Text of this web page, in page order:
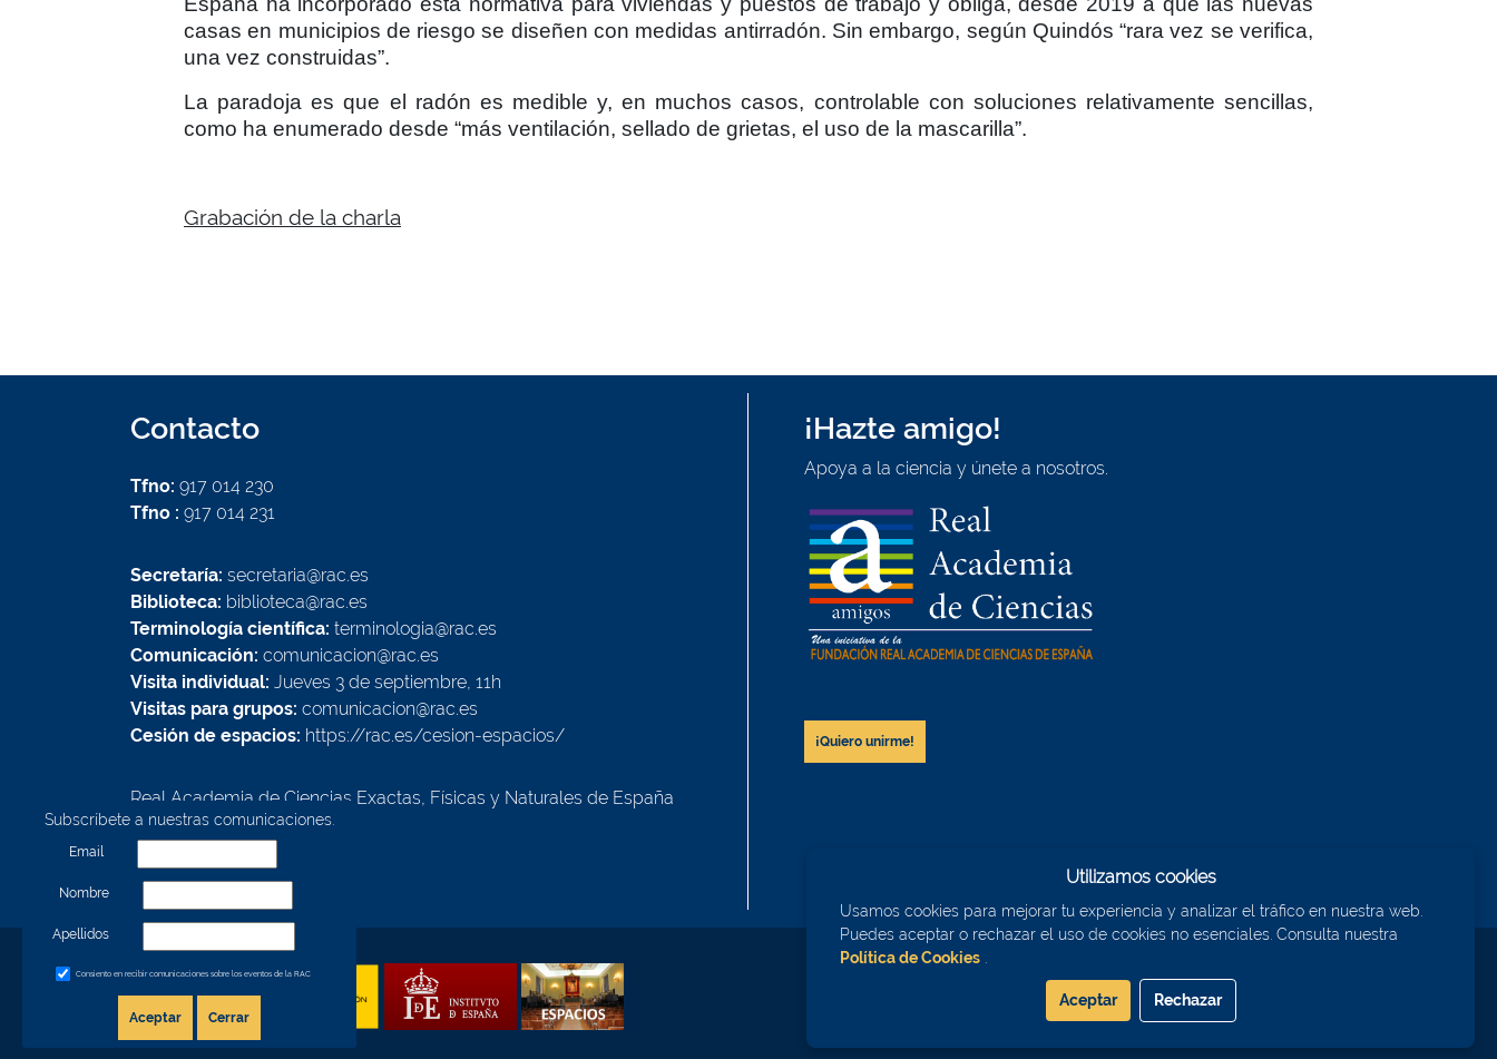
casas en municipios de riesgo se diseñen con medidas antirradón. Sin embargo, según Quindós “rara vez se verifica,
una vez construidas”.
La paradoja es que el radón es medible y, en muchos casos, controlable con soluciones relativamente sencillas,
como ha enumerado desde “más ventilación, sellado de grietas, el uso de la mascarilla”.
Grabación de la charla
Contacto
Tfno: 917 014 230
Tfno : 917 014 231
Secretaría: secretaria@rac.es
Biblioteca: biblioteca@rac.es
Terminología científica: terminologia@rac.es
Comunicación: comunicacion@rac.es
Visita individual: Jueves 3 de septiembre, 11h
Visitas para grupos: comunicacion@rac.es
Cesión de espacios: https://rac.es/cesion-espacios/
Real Academia de Ciencias Exactas, Físicas y Naturales de España
Calle Valverde, 22
¡Hazte amigo!
Apoya a la ciencia y únete a nosotros.
¡Quiero unirme!
Subscríbete a nuestras comunicaciones.
Email
Nombre
Apellidos
Consiento en recibir comunicaciones sobre los eventos de la RAC
Aceptar Cerrar
Utilizamos cookies
Usamos cookies para mejorar tu experiencia y analizar el tráfico en nuestra web.
Puedes aceptar o rechazar el uso de cookies no esenciales. Consulta nuestra
Política de Cookies
Aceptar Rechazar